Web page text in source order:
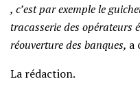
, c’est par exemple le
tracasserie des opérateurs
réouverture des banques, a
La rédaction.